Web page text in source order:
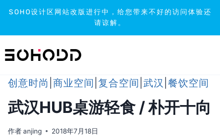
SOHO设计区网站改版进行中，给您带来不好的访问体验还
请谅解。
到
创意时尚 商业空间 复合空间 武汉 餐饮空间
武汉HUB桌游轻食 / 朴开十向
作者anjing 2018年7月18日